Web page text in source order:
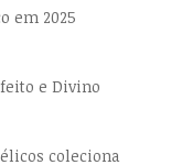
em 2025
e Divino
coleciona